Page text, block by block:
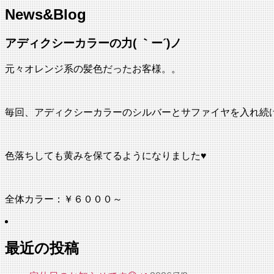
News&Blog
アディクシーカラーの力( ｀ー´)ノ
元々オレンジ系の髪色だったお客様。。
毎回、アディクシーカラーのシルバーとサファイヤを入れ続
色落ちしても黄みを保てるようになりました♥
全体カラー：￥６０００～
最近の投稿